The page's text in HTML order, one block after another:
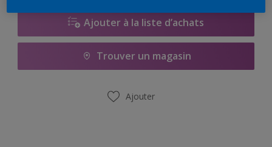
Ajouter à la liste d’achats
Trouver un magasin
Ajouter